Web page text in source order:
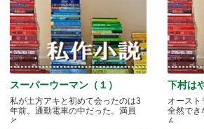
スーパーウーマン（１）
私が土方アキと初めて会ったのは3
年前。通勤電車の中だった。満員
と.....
下村は
オースト
全然でき
ん.....